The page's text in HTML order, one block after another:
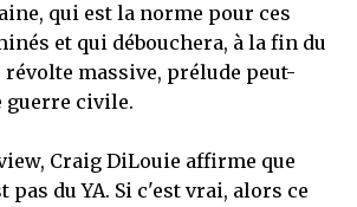
qui est la norme pour ces
et qui débouchera, à la fin du
massive, prélude peut-
guerre civile.
Craig DiLouie affirme que
pas du YA. Si c'est vrai, alors ce